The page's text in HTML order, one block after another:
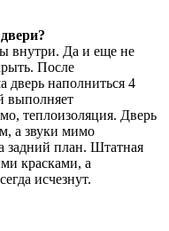
внутри. Да и еще не
После
дверь наполниться 4
выполняет
теплоизоляция. Дверь
а звуки мимо
задний план. Штатная
красками, а
исчезнут.